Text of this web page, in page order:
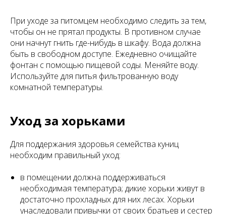
При уходе за питомцем необходимо следить за тем,
чтобы он не прятал продукты. В противном случае
они начнут гнить где-нибудь в шкафу. Вода должна
быть в свободном доступе. Ежедневно очищайте
фонтан с помощью пищевой соды. Меняйте воду.
Используйте для питья фильтрованную воду
комнатной температуры.
Уход за хорьками
Для поддержания здоровья семейства куниц
необходим правильный уход:
в помещении должна поддерживаться
необходимая температура; дикие хорьки живут в
достаточно прохладных для них лесах. Хорьки
унаследовали привычки от своих братьев и сестер